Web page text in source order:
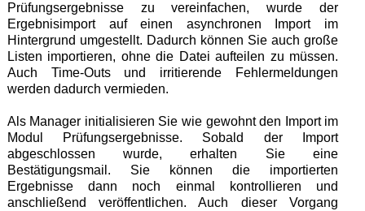
Prüfungsergebnisse zu vereinfachen, wurde der
Ergebnisimport auf einen asynchronen Import im
Hintergrund umgestellt. Dadurch können Sie auch große
Listen importieren, ohne die Datei aufteilen zu müssen.
Auch Time-Outs und irritierende Fehlermeldungen
werden dadurch vermieden.
Als Manager initialisieren Sie wie gewohnt den Import im
Modul Prüfungsergebnisse. Sobald der Import
abgeschlossen wurde, erhalten Sie eine
Bestätigungsmail. Sie können die importierten
Ergebnisse dann noch einmal kontrollieren und
anschließend veröffentlichen. Auch dieser Vorgang